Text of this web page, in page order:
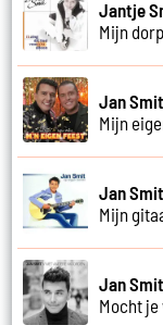
Jantje
Mijn
Jan
Mijn
Jan Smit
Mijn
Jan Smit
Mocht je